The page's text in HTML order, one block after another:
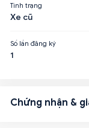
Tình trạng
Xe cũ
Số lần đăng ký
1
Chứng nhận &